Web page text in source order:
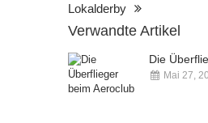
Lokalderby
Verwandte Artikel
Die
Mai 27,